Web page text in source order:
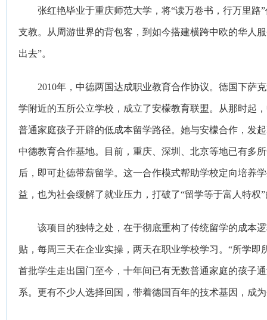
张红艳毕业于重庆师范大学，将“读万卷书，行万里
支教。从周游世界的背包客，到如今搭建横跨中欧的华人
出去”。
2010年，中德两国达成职业教育合作协议。德国下
学附近的五所公立学校，成立了安檬教育联盟。从那时起
普通家庭孩子开辟的低成本留学路径。她与安檬合作，发
中德教育合作基地。目前，重庆、深圳、北京等地已有多
后，即可赴德带薪留学。这一合作模式帮助学校定向培养
益，也为社会缓解了就业压力，打破了“留学等于富人特权
该项目的独特之处，在于彻底重构了传统留学的成本
贴，每周三天在企业实操，两天在职业学校学习。“所学
首批学生走出国门至今，十年间已有无数普通家庭的孩子
系。更有不少人选择回国，带着德国百年的技术基因，成